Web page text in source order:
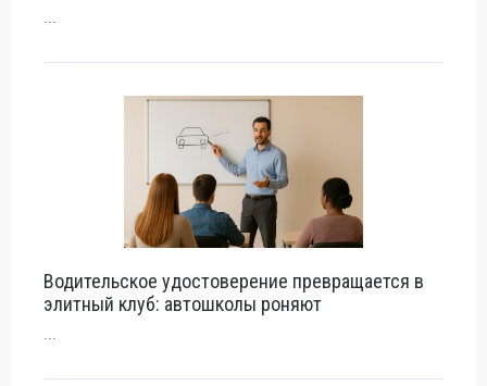
...
Водительское удостоверение превращается в
элитный клуб: автошколы роняют
...